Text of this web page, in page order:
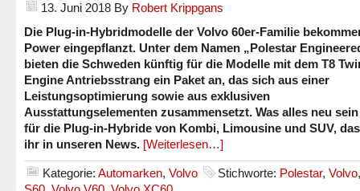
13. Juni 2018 By Robert Krippgans
Die Plug-in-Hybridmodelle der Volvo 60er-Familie
Power eingepflanzt. Unter dem Namen „Polestar
bieten die Schweden künftig für die Modelle mit dem T8
Engine Antriebsstrang ein Paket an, das sich aus einer
Leistungsoptimierung sowie aus exklusiven
Ausstattungselementen zusammensetzt. Was alles neu
für die Plug-in-Hybride von Kombi, Limousine und SUV,
ihr in unseren News. [Weiterlesen…]
Kategorie: Automarken, Volvo Stichworte: Polestar, Volvo